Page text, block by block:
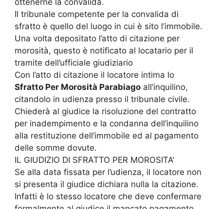
Il tribunale competente per la convalida di
sfratto è quello del luogo in cui è sito l’immobile.
Una volta depositato l’atto di citazione per
morosità, questo è notificato al locatario per il
tramite dell’ufficiale giudiziario
Con l’atto di citazione il locatore intima lo
Sfratto Per Morosità Parabiago all’inquilino,
citandolo in udienza presso il tribunale civile.
Chiederà al giudice la risoluzione del contratto
per inadempimento e la condanna dell’inquilino
alla restituzione dell’immobile ed al pagamento
delle somme dovute.
IL GIUDIZIO DI SFRATTO PER MOROSITA’
Se alla data fissata per l’udienza, il locatore non
si presenta il giudice dichiara nulla la citazione.
Infatti è lo stesso locatore che deve confermare